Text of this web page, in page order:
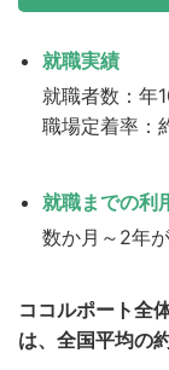
就職実績
就職者数：年
職場定着率：
就職までの利
数か月～2年
ココルポート全
は、全国平均の